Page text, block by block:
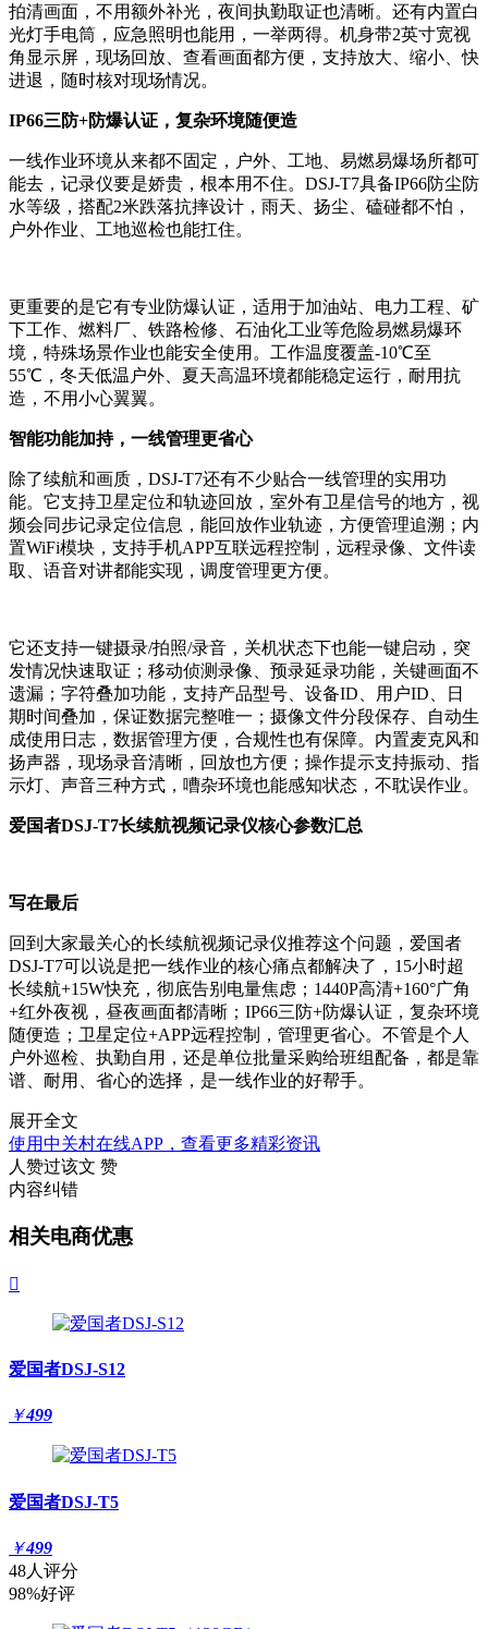
拍清画面，不用额外补光，夜间执勤取证也清晰。还有内置白
光灯手电筒，应急照明也能用，一举两得。机身带2英寸宽视
角显示屏，现场回放、查看画面都方便，支持放大、缩小、快
进退，随时核对现场情况。
IP66三防+防爆认证，复杂环境随便造
一线作业环境从来都不固定，户外、工地、易燃易爆场所都可
能去，记录仪要是娇贵，根本用不住。DSJ-T7具备IP66防尘防
水等级，搭配2米跌落抗摔设计，雨天、扬尘、磕碰都不怕，
户外作业、工地巡检也能扛住。
更重要的是它有专业防爆认证，适用于加油站、电力工程、矿
下工作、燃料厂、铁路检修、石油化工业等危险易燃易爆环
境，特殊场景作业也能安全使用。工作温度覆盖-10℃至
55℃，冬天低温户外、夏天高温环境都能稳定运行，耐用抗
造，不用小心翼翼。
智能功能加持，一线管理更省心
除了续航和画质，DSJ-T7还有不少贴合一线管理的实用功
能。它支持卫星定位和轨迹回放，室外有卫星信号的地方，视
频会同步记录定位信息，能回放作业轨迹，方便管理追溯；内
置WiFi模块，支持手机APP互联远程控制，远程录像、文件读
取、语音对讲都能实现，调度管理更方便。
它还支持一键摄录/拍照/录音，关机状态下也能一键启动，突
发情况快速取证；移动侦测录像、预录延录功能，关键画面不
遗漏；字符叠加功能，支持产品型号、设备ID、用户ID、日
期时间叠加，保证数据完整唯一；摄像文件分段保存、自动生
成使用日志，数据管理方便，合规性也有保障。内置麦克风和
扬声器，现场录音清晰，回放也方便；操作提示支持振动、指
示灯、声音三种方式，嘈杂环境也能感知状态，不耽误作业。
爱国者DSJ-T7长续航视频记录仪核心参数汇总
写在最后
回到大家最关心的长续航视频记录仪推荐这个问题，爱国者
DSJ-T7可以说是把一线作业的核心痛点都解决了，15小时超
长续航+15W快充，彻底告别电量焦虑；1440P高清+160°广角
+红外夜视，昼夜画面都清晰；IP66三防+防爆认证，复杂环境
随便造；卫星定位+APP远程控制，管理更省心。不管是个人
户外巡检、执勤自用，还是单位批量采购给班组配备，都是靠
谱、耐用、省心的选择，是一线作业的好帮手。
展开全文
使用中关村在线APP，查看更多精彩资讯
人赞过该文 赞
内容纠错
相关电商优惠

爱国者DSJ-S12
￥499
爱国者DSJ-T5
￥499
48人评分
98%好评